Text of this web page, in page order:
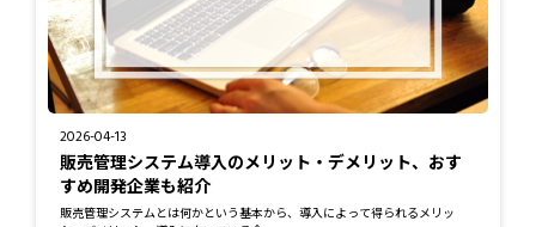
2026-04-13
販売管理システム導入のメリット・デメリット、おす
すめ開発企業も紹介
販売管理システムとは何かという基本から、導入によって得られるメリッ